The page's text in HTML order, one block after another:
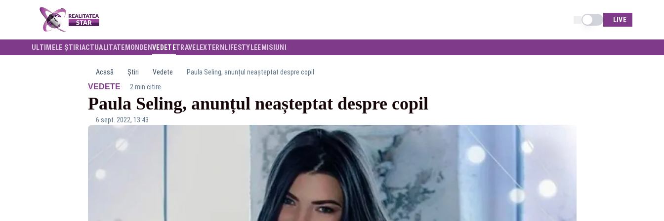
Schimba tema
LIVE
ULTIMELE ȘTIRI ACTUALITATE MONDENVEDETETRAVELEXTERN LIFESTYLEEMISIUNI
Acasă Știri Vedete Paula Seling, anunțul neașteptat despre copil
VEDETE· 2 min citire
Paula Seling, anunțul neașteptat despre copil
6 sept. 2022, 13:43